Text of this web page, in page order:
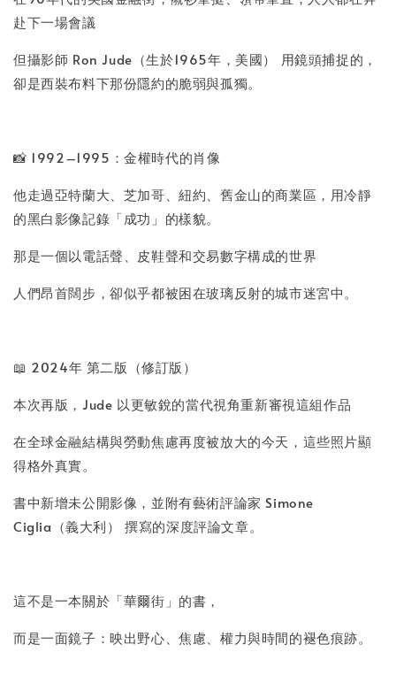
赴下一場會議
但攝影師 Ron Jude（生於1965年，美國） 用鏡頭捕捉的，
卻是西裝布料下那份隱約的脆弱與孤獨。
📸 1992–1995：金權時代的肖像
他走過亞特蘭大、芝加哥、紐約、舊金山的商業區，用冷靜
的黑白影像記錄「成功」的樣貌。
那是一個以電話聲、皮鞋聲和交易數字構成的世界
人們昂首闊步，卻似乎都被困在玻璃反射的城市迷宮中。
📖 2024年 第二版（修訂版）
本次再版，Jude 以更敏銳的當代視角重新審視這組作品
在全球金融結構與勞動焦慮再度被放大的今天，這些照片顯
得格外真實。
書中新增未公開影像，並附有藝術評論家 Simone
Ciglia（義大利） 撰寫的深度評論文章。
這不是一本關於「華爾街」的書，
而是一面鏡子：映出野心、焦慮、權力與時間的褪色痕跡。